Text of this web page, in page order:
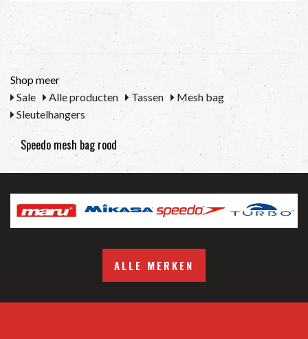
Shop meer
Sale
Alle producten Tassen
Mesh bag
Sleutelhangers
Speedo mesh bag rood
ALLE MERKEN